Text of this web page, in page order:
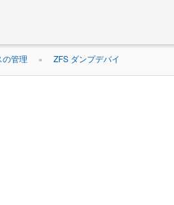
の管理 » ZFS ダンプデバイ